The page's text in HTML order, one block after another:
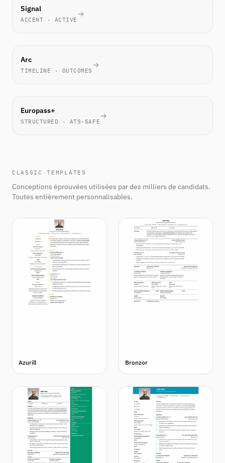
NEW
Signal
ACCENT · ACTIVE
NOVEL
Arc
TIMELINE · OUTCOMES
EU
STANDARD
Europass+
STRUCTURED · ATS-SAFE
CLASSIC TEMPLATES
Conceptions éprouvées utilisées par des milliers de candidats.
Toutes entièrement personnalisables.
Azurill Bronzor